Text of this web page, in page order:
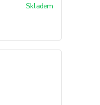
Skladem